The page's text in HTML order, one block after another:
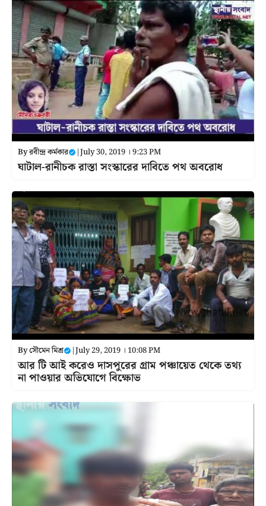
Byরবীন্দ্র কর্মকার |July 30, 2019 । 9:23 PM
ঘাটাল-রানীচক রাস্তা সংস্কারের দাবিতে পথ অবরোধ
Byসৌমেন মিশ্র |July 29, 2019 । 10:08 PM
আর টি আই করেও দাসপুরের গ্রাম পঞ্চায়েত থেকে তথ্য
না পাওয়ার অভিযোগে বিক্ষোভ